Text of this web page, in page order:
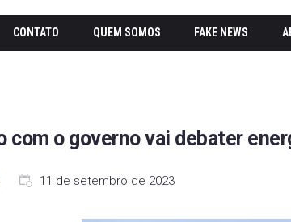
CONTATO QUEM SOMOS FAKE NEWS
com o governo vai debater
11 de setembro de 2023